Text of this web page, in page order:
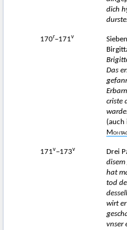
dich
170r−171v
Das
criste
(auch
171v−173v Drei
disem
hat
tod
wirt
vnser